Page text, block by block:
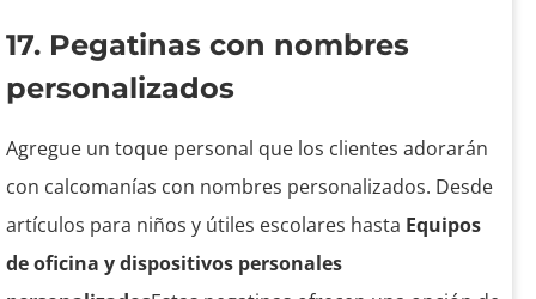
17. Pegatinas con nombres
personalizados
Agregue un toque personal que los clientes adorarán
con calcomanías con nombres personalizados. Desde
artículos para niños y útiles escolares hasta Equipos
de oficina y dispositivos personales